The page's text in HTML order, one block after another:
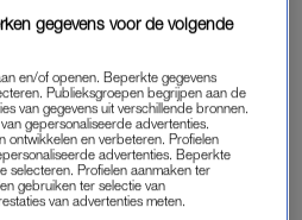
MAAND
per maand
Log in
gegevens voor de volgende
en/of openen. Beperkte gegevens
Publieksgroepen begrijpen aan de
van gegevens uit verschillende bronnen.
gepersonaliseerde advertenties.
ontwikkelen en verbeteren. Profielen
advertenties. Beperkte
selecteren. Profielen aanmaken ter
gebruiken ter selectie van
van advertenties meten.